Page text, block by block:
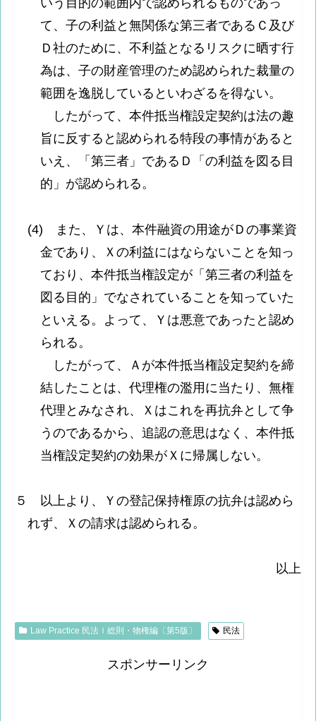
いう目的の範囲内で認められるものであっ
て、子の利益と無関係な第三者であるＣ及び
Ｄ社のために、不利益となるリスクに晒す行
為は、子の財産管理のため認められた裁量の
範囲を逸脱しているといわざるを得ない。
したがって、本件抵当権設定契約は法の趣
旨に反すると認められる特段の事情があると
いえ、「第三者」であるＤ「の利益を図る目
的」が認められる。
(4) また、Ｙは、本件融資の用途がＤの事業資
金であり、Ｘの利益にはならないことを知っ
ており、本件抵当権設定が「第三者の利益を
図る目的」でなされていることを知っていた
といえる。よって、Ｙは悪意であったと認め
られる。
したがって、Ａが本件抵当権設定契約を締
結したことは、代理権の濫用に当たり、無権
代理とみなされ、Ｘはこれを再抗弁として争
うのであるから、追認の意思はなく、本件抵
当権設定契約の効果がＸに帰属しない。
５ 以上より、Ｙの登記保持権原の抗弁は認めら
れず、Ｘの請求は認められる。
以上
Law Practice 民法Ⅰ総則・物権編〔第5版〕 民法
スポンサーリンク